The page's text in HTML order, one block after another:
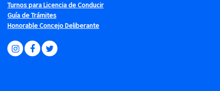
Turnos para Licencia de Conducir
Guía de Trámites
Honorable Concejo Deliberante